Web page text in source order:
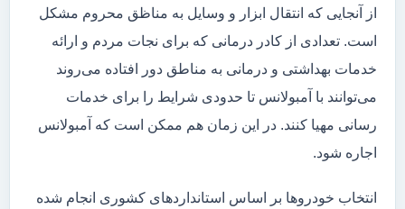
از آنجایی که انتقال ابزار و وسایل به مناظق محروم مشکل
است. تعدادی از کادر درمانی که برای نجات مردم و ارائه
خدمات بهداشتی و درمانی به مناطق دور افتاده می‌روند
می‌توانند با آمبولانس تا حدودی شرایط را برای خدمات
رسانی مهیا کنند. در این زمان هم ممکن است که آمبولانس
اجاره شود.
انتخاب خودروها بر اساس استانداردهای کشوری انجام شده